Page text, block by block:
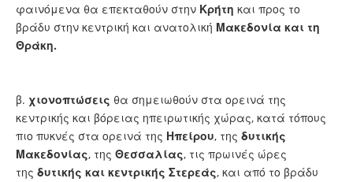
φαινόμενα θα επεκταθούν στην Κρήτη και προς το
βράδυ στην κεντρική και ανατολική Μακεδονία και τη
Θράκη.
β. χιονοπτώσεις θα σημειωθούν στα ορεινά της
κεντρικής και βόρειας ηπειρωτικής χώρας, κατά τόπους
πιο πυκνές στα ορεινά της Ηπείρου, της δυτικής
Μακεδονίας, της Θεσσαλίας, τις πρωινές ώρες
της δυτικής και κεντρικής Στερεάς, και από το βράδυ